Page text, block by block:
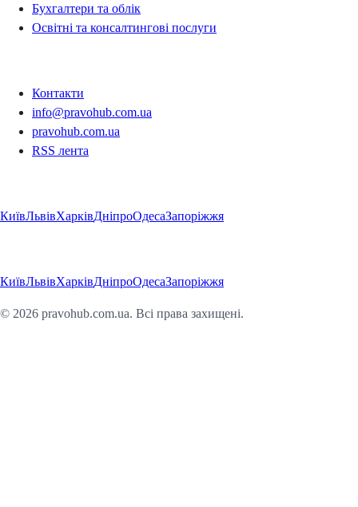
Бухгалтери та облік
Освітні та консалтингові послуги
Контакти
info@pravohub.com.ua
pravohub.com.ua
RSS лента
КиївЛьвівХарківДніпроОдесаЗапоріжжя
КиївЛьвівХарківДніпроОдесаЗапоріжжя
© 2026 pravohub.com.ua. Всі права захищені.